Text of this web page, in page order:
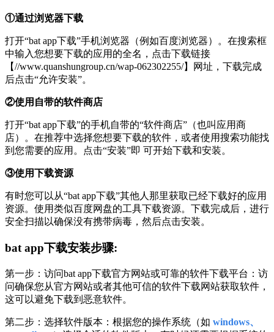
①通过浏览器下载
打开“bat app下载”手机浏览器（例如百度浏览器）。在搜索框
中输入您想要下载的应用的全名，点击下载链接
【//www.quanshungroup.cn/wap-062302255/】网址，下载完成
后点击“允许安装”。
②使用自带的软件商店
打开“bat app下载”的手机自带的“软件商店”（也叫应用商
店）。在推荐中选择您想要下载的软件，或者使用搜索功能找
到您需要的应用。点击“安装”即 可开始下载和安装。
③使用下载资源
有时您可以从“bat app下载”其他人那里获取已经下载好的应用
资源。使用类似百度网盘的工具下载资源。下载完成后，进行
安全扫描以确保没有携带病毒，然后点击安装。
bat app下载安装步骤:
第一步：访问bat app下载官方网站或可靠的软件下载平台：访
问确保您从官方网站或者其他可信的软件下载网站获取软件，
这可以避免下载到恶意软件。
第二步：选择软件版本：根据您的操作系统（如 windows、